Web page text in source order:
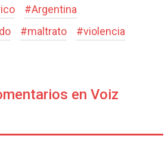
#Argentina
#maltrato #violencia
en Voiz